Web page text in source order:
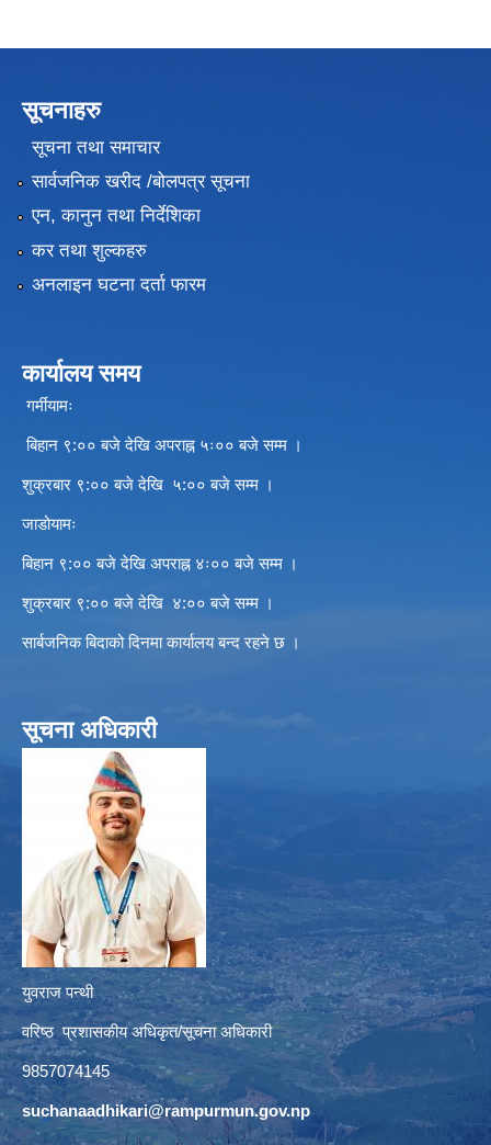
सूचनाहरु
सूचना तथा समाचार
सार्वजनिक खरीद /बोलपत्र सूचना
एन, कानुन तथा निर्देशिका
कर तथा शुल्कहरु
अनलाइन घटना दर्ता फारम
कार्यालय समय
गर्मीयामः
बिहान ९:०० बजे देखि अपराह्न ५ः०० बजे सम्म ।
शुक्रबार ९:०० बजे देखि ५:०० बजे सम्म ।
जाडोयामः
बिहान ९:०० बजे देखि अपराह्न ४ः०० बजे सम्म ।
शुक्रबार ९:०० बजे देखि ४:०० बजे सम्म ।
सार्बजनिक बिदाको दिनमा कार्यालय बन्द रहने छ ।
सूचना अधिकारी
युवराज पन्थी
वरिष्ठ प्रशासकीय अधिकृत/सूचना अधिकारी
9857074145
suchanaadhikari@rampurmun.gov.np